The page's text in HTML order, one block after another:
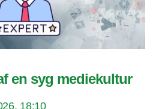
en syg mediekultur
18:10